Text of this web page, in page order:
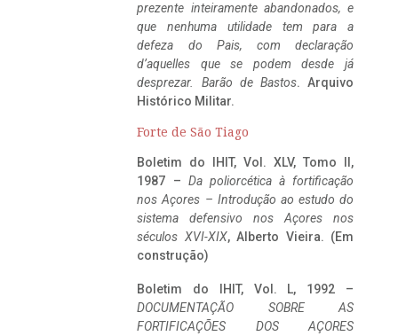
prezente inteiramente abandonados, e
que nenhuma utilidade tem para a
defeza do Pais, com declaração
d’aquelles que se podem desde já
desprezar. Barão de Bastos. Arquivo
Histórico Militar.
Forte de São Tiago
Boletim do IHIT, Vol. XLV, Tomo II,
1987 – Da poliorcética à fortificação
nos Açores – Introdução ao estudo do
sistema defensivo nos Açores nos
séculos XVI-XIX, Alberto Vieira. (Em
construção)
Boletim do IHIT, Vol. L, 1992 –
DOCUMENTAÇÃO SOBRE AS
FORTIFICAÇÕES DOS AÇORES